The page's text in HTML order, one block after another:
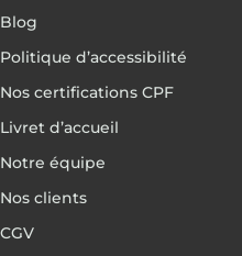
Blog
Politique d’accessibilité
Nos certifications CPF
Livret d’accueil
Notre équipe
Nos clients
CGV